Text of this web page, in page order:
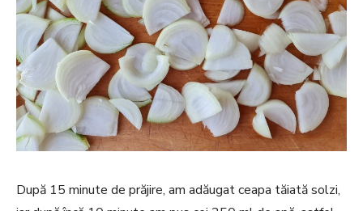
După 15 minute de prăjire, am adăugat ceapa tăiată solzi,